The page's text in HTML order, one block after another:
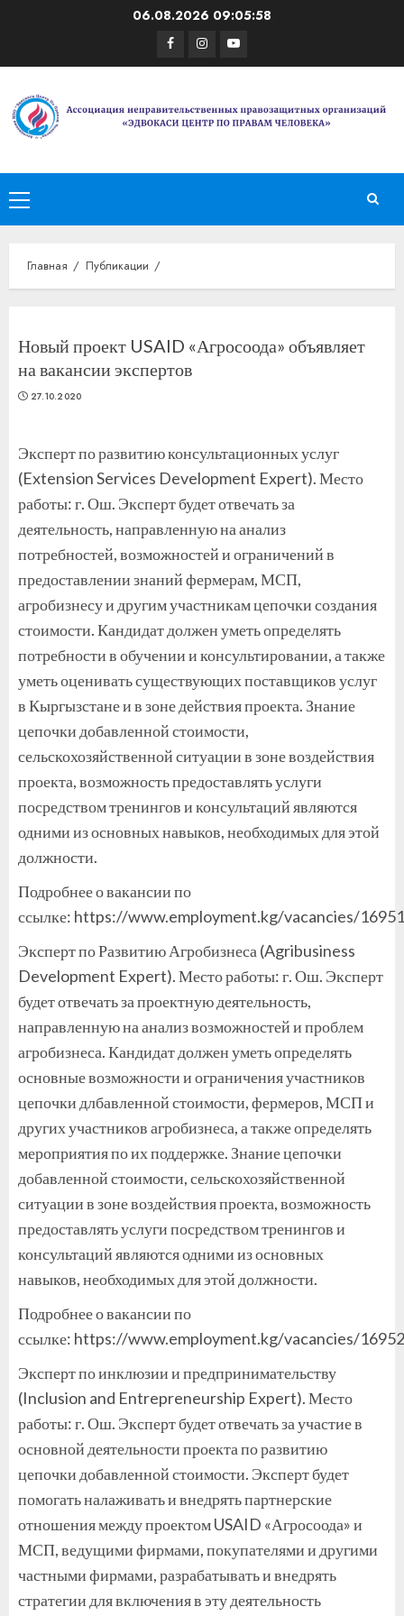
06.08.2026 09:05:59
Facebook
Instagram
Youtube
Основное
меню
Главная Публикации
Новый проект USAID «Агросоода» объявляет
на вакансии экспертов
27.10.2020
Эксперт по развитию консультационных услуг
(Extension Services Development Expert). Место
работы: г. Ош. Эксперт будет отвечать за
деятельность, направленную на анализ
потребностей, возможностей и ограничений в
предоставлении знаний фермерам, МСП,
агробизнесу и другим участникам цепочки создания
стоимости. Кандидат должен уметь определять
потребности в обучении и консультировании, а также
уметь оценивать существующих поставщиков услуг
в Кыргызстане и в зоне действия проекта. Знание
цепочки добавленной стоимости,
сельскохозяйственной ситуации в зоне воздействия
проекта, возможность предоставлять услуги
посредством тренингов и консультаций являются
одними из основных навыков, необходимых для этой
должности.
Подробнее о вакансии по
ссылке: https://www.employment.kg/vacancies/16951
Эксперт по Развитию Агробизнеса (Agribusiness
Development Expert). Место работы: г. Ош. Эксперт
будет отвечать за проектную деятельность,
направленную на анализ возможностей и проблем
агробизнеса. Кандидат должен уметь определять
основные возможности и ограничения участников
цепочки длбавленной стоимости, фермеров, МСП и
других участников агробизнеса, а также определять
мероприятия по их поддержке. Знание цепочки
добавленной стоимости, сельскохозяйственной
ситуации в зоне воздействия проекта, возможность
предоставлять услуги посредством тренингов и
консультаций являются одними из основных
навыков, необходимых для этой должности.
Подробнее о вакансии по
ссылке: https://www.employment.kg/vacancies/16952
Эксперт по инклюзии и предпринимательству
(Inclusion and Entrepreneurship Expert). Место
работы: г. Ош. Эксперт будет отвечать за участие в
основной деятельности проекта по развитию
цепочки добавленной стоимости. Эксперт будет
помогать налаживать и внедрять партнерские
отношения между проектом USAID «Агросоода» и
МСП, ведущими фирмами, покупателями и другими
частными фирмами, разрабатывать и внедрять
стратегии для включения в эту деятельность